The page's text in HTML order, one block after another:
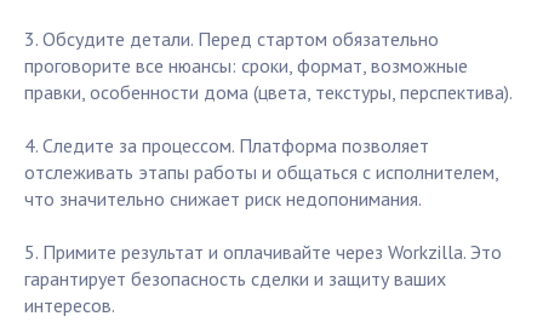
3. Обсудите детали. Перед стартом обязательно
проговорите все нюансы: сроки, формат, возможные
правки, особенности дома (цвета, текстуры, перспектива).
4. Следите за процессом. Платформа позволяет
отслеживать этапы работы и общаться с исполнителем,
что значительно снижает риск недопонимания.
5. Примите результат и оплачивайте через Workzilla. Это
гарантирует безопасность сделки и защиту ваших
интересов.